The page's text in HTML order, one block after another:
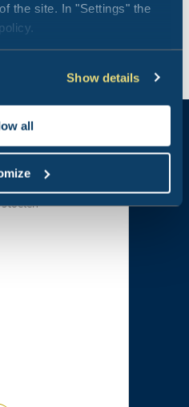
the site. In "Settings" the
Show details
all
en stapelbed